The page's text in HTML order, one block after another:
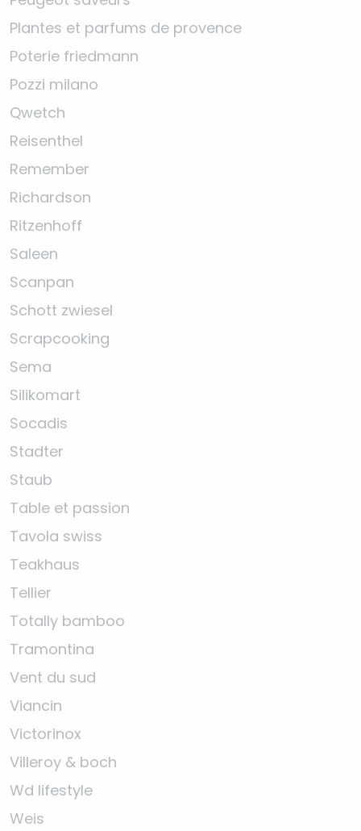
Plantes et parfums de provence
Poterie friedmann
Pozzi milano
Qwetch
Reisenthel
Remember
Richardson
Ritzenhoff
Saleen
Scanpan
Schott zwiesel
Scrapcooking
Sema
Silikomart
Socadis
Stadter
Staub
Table et passion
Tavola swiss
Teakhaus
Tellier
Totally bamboo
Tramontina
Vent du sud
Viancin
Victorinox
Villeroy & boch
Wd lifestyle
Weis